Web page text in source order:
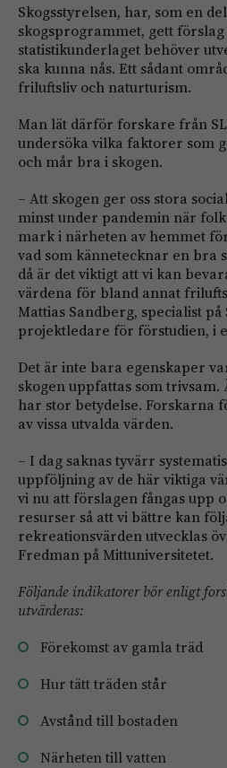
Skogsstyrelsen, har, som en
skogsprogrammet, gett
statistikunderlaget behöver
ska kunna nås. Ett sådant
friluftsliv och naturturism.
Man lät därför forskare från
undersöka vilka faktorer som
och mår bra i skogen.
– Att skogen ger oss stora
minst under pandemin när folk
mark i närheten av hemmet
vad som kännetecknar en bra
då är det viktigt att vi kan
värdena för bland annat
Mattias Sandberg, specialist
projektledare för förstudien, i
Det är inte bara egenskaper
skogen uppfattas som
har stor betydelse. Forskarna
av vissa utvalda värden.
– I dag saknas tyvärr
uppföljning av de här viktiga
vi nu att förslagen fångas upp
resurser så att vi bättre kan
rekreationsvärden utvecklas
Fredman på Mittuniversitetet.
Följande indikatorer bör enligt
utvärderas:
Förekomst av gamla träd
Hur tätt träden står
Avstånd till bostaden
Närheten till vatten